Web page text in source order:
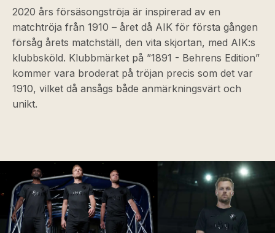
2020 års försäsongströja är inspirerad av en
matchtröja från 1910 – året då AIK för första gången
försåg årets matchställ, den vita skjortan, med AIK:s
klubbsköld. Klubbmärket på ”1891 - Behrens Edition”
kommer vara broderat på tröjan precis som det var
1910, vilket då ansågs både anmärkningsvärt och
unikt.